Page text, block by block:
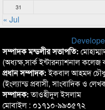
31
« Jul
সম্পাদক মন্ডলীর সভাপতি:
(অধ্যক্ষ,সার্ক ইন্টারন্যাশনাল কলেজ
প্রধান সম্পাদক:ইকবাল আহমদ
(ইংল্যান্ড প্রবাসী, সাংবাদিক ও
সম্পাদক:তাওহীদুল ইসলাম
মোবাইল : ০১৭১০-৯৯৩৫৭২